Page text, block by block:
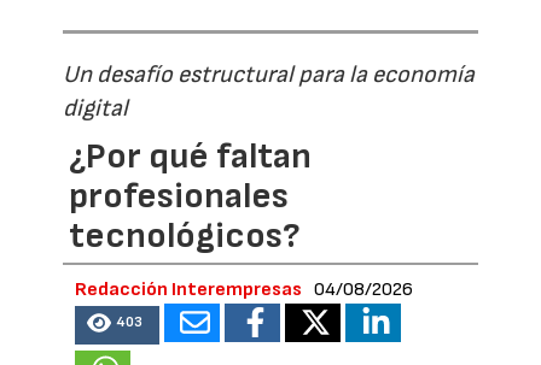
Un desafío estructural para la economía
digital
¿Por qué faltan
profesionales
tecnológicos?
Redacción Interempresas 04/08/2026
403